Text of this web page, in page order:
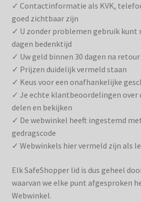
✓ Contactinformatie als KVK,
goed zichtbaar zijn
✓ U zonder problemen gebruik kunt
dagen bedenktijd
✓ Uw geld binnen 30 dagen na
✓ Prijzen duidelijk vermeld staan
✓ Keus voor een onafhankelijke
✓ Je echte klantbeoordelingen over
delen en bekijken
✓ De webwinkel heeft ingestemd
gedragscode
✓ Webwinkels hier vermeld zijn als
Elk SafeShopper lid is dus geheel
waarvan we elke punt afgesproken
Webwinkel.